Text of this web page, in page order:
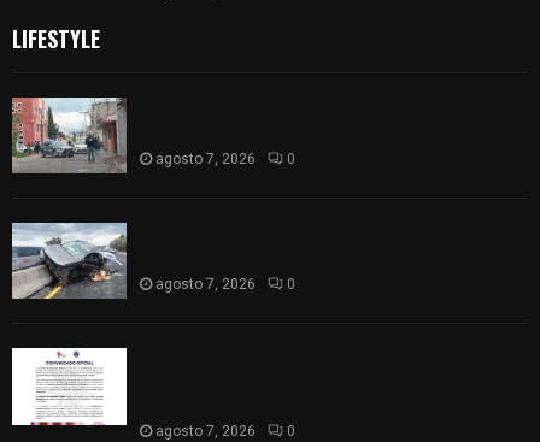
LIFESTYLE
agosto 7, 2026 0
agosto 7, 2026 0
agosto 7, 2026 0